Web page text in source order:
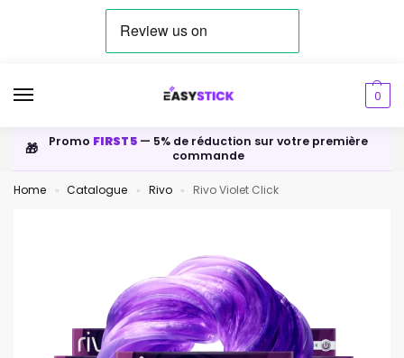
0
🎁 Promo FIRST5 — 5% de réduction sur votre première
commande
Home » Catalogue » Rivo » Rivo Violet Click